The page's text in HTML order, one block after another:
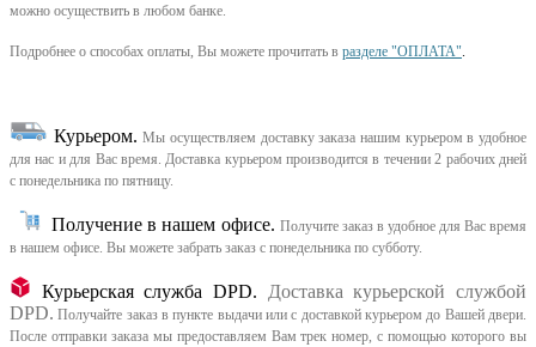
можно осуществить в любом банке.
Подробнее о способах оплаты, Вы можете прочитать в разделе "ОПЛАТА"
Курьером. Мы осуществляем доставку заказа нашим курьером в удобное
для нас и для Вас время. Доставка курьером производится в течении 2 рабочих дней
с понедельника по пятницу.
Получение в нашем офисе. Получите заказ в удобное для Вас время
в нашем офисе. Вы можете забрать заказ с понедельника по субботу.
Курьерская служба DPD.
Доставка курьерской службой
DPD. Получайте заказ в пункте выдачи или с доставкой курьером до Вашей двери.
После отправки заказа мы предоставляем Вам трек номер, с помощью которого вы